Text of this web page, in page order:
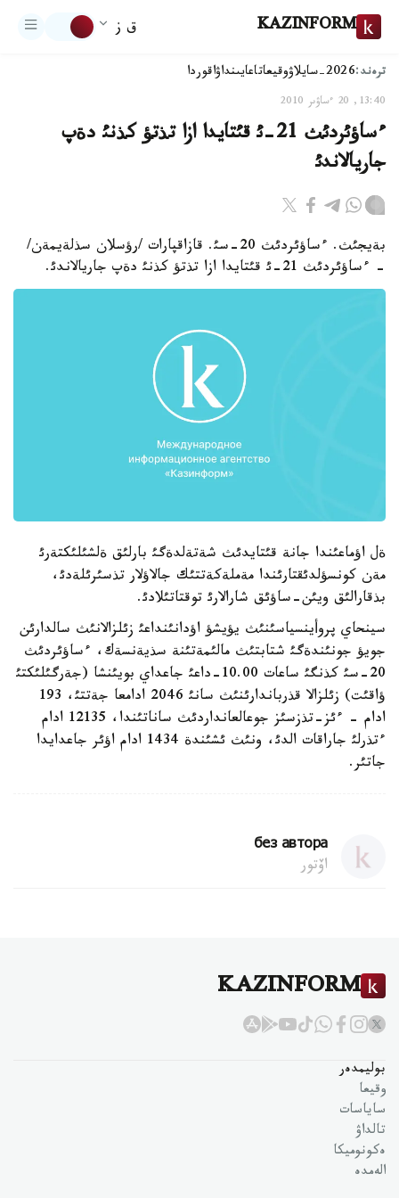
KAZINFORM ق ز
ترەند:2026-سايلاۋ وقيعاتاعايىنداۋاقوردا
13:40, 20 ءساۋىر 2010
ءساؤئردئث 21-ئ قئتايدا ازا تذتؤ كذنئ دةپ
جاريالاندئ
بةيجئث. ءساؤئردئث 20-سئ. قازاقپارات /رؤسلان سذلةيمةن/
- ءساؤئردئث 21-ئ قئتايدا ازا تذتؤ كذنئ دةپ جاريالاندئ.
ةل اؤماعئندا جانة قئتايدئث شةتةلدةگئ بارلئق ةلشئلئكتةرئ
مةن كونسؤلدئقتارئندا مةملةكةتتئك جالاؤلار تذسئرئلةدئ،
بذقارالئق ويئن-ساؤئق شارالارئ توقتاتئلادئ.
سينحاي پروأينسياسئنئث يؤيشؤ اؤدانئنداعئ زئلزالانئث سالدارئن
جويؤ جونئندةگئ شتابتئث مالئمةتئنة سذيةنسةك، ءساؤئردئث
20-سئ كذنگئ ساعات 10.00-داعئ جاعداي بويئنشا (جةرگئلئكتئ
ؤاقئت) زئلزالا قذرباندارئنئث سانئ 2046 ادامعا جةتتئ، 193
ادام - ءئز-تذزسئز جوعالعانداردئث ساناتئندا، 12135 ادام
ءتذرلئ جاراقات الدئ، ونئث ئشئندة 1434 ادام اؤئر جاعدايدا
جاتئر.
без автора
اۆتور
KAZINFORM
بوليمدەر
وقيعا
ساياسات
تالداۋ
ەكونوميكا
الەمدە